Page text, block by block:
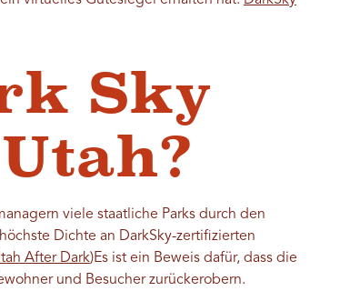
Sky
viele staatliche Parks durch den
Dichte an DarkSky-zertifizierten
After Dark)Es ist ein Beweis dafür, dass die
und Besucher zurückerobern.